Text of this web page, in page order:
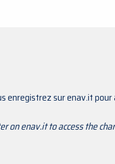
enregistrez sur enav.it
on enav.it to access the